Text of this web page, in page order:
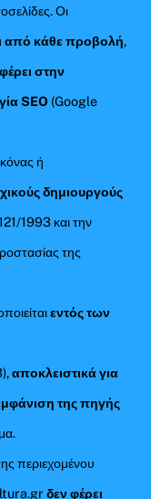
Οι
από κάθε προβολή,
στην
SEO (Google
ή
δημιουργούς
1993 και την
της
εντός των
αποκλειστικά για
της πηγής
περιεχομένου
δεν φέρει